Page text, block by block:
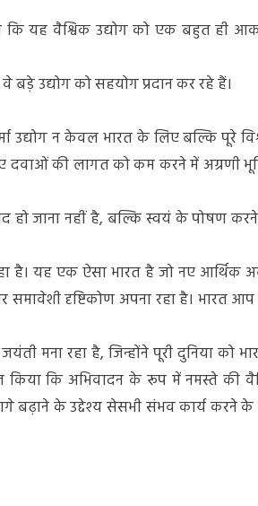
कि यह वैश्विक उद्योग को एक बहुत ही
बड़े उद्योग को सहयोग प्रदान कर रहे हैं।
उद्योग न केवल भारत के लिए बल्कि पूरे
दवाओं की लागत को कम करने में अग्रणी
हो जाना नहीं है, बल्कि स्वयं के पोषण
है। यह एक ऐसा भारत है जो नए आर्थिक
दृष्टिकोण अपना रहा है। भारत
मना रहा है, जिन्होंने पूरी दुनिया को
किया कि अभिवादन के रूप में नमस्ते की
बढ़ाने के उद्देश्य सेसभी संभव कार्य करने